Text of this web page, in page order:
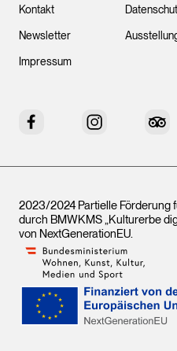
Kontakt
Newsletter
Impressum
Facebook Instagram
2023/2024 Partielle Förderung
durch BMWKMS „Kulturerbe
von NextGenerationEU.